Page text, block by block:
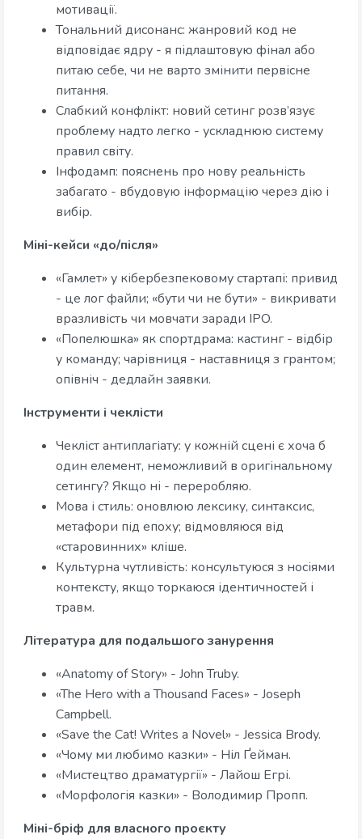
мотивації.
Тональний дисонанс: жанровий код не
відповідає ядру - я підлаштовую фінал або
питаю себе, чи не варто змінити первісне
питання.
Слабкий конфлікт: новий сетинг розв’язує
проблему надто легко - ускладнюю систему
правил світу.
Інфодамп: пояснень про нову реальність
забагато - вбудовую інформацію через дію і
вибір.
Міні-кейси «до/після»
«Гамлет» у кібербезпековому стартапі: привид
- це лог файли; «бути чи не бути» - викривати
вразливість чи мовчати заради IPO.
«Попелюшка» як спортдрама: кастинг - відбір
у команду; чарівниця - наставниця з грантом;
опівніч - дедлайн заявки.
Інструменти і чеклісти
Чекліст антиплагіату: у кожній сцені є хоча б
один елемент, неможливий в оригінальному
сетингу? Якщо ні - переробляю.
Мова і стиль: оновлюю лексику, синтаксис,
метафори під епоху; відмовляюся від
«старовинних» кліше.
Культурна чутливість: консультуюся з носіями
контексту, якщо торкаюся ідентичностей і
травм.
Література для подальшого занурення
«Anatomy of Story» - John Truby.
«The Hero with a Thousand Faces» - Joseph
Campbell.
«Save the Cat! Writes a Novel» - Jessica Brody.
«Чому ми любимо казки» - Ніл Ґейман.
«Мистецтво драматургії» - Лайош Егрі.
«Морфологія казки» - Володимир Пропп.
Міні-бріф для власного проєкту